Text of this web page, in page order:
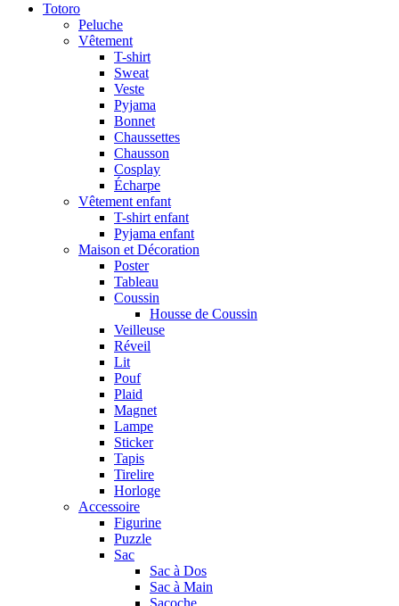
Totoro
Peluche
Vêtement
T-shirt
Sweat
Veste
Pyjama
Bonnet
Chaussettes
Chausson
Cosplay
Écharpe
Vêtement enfant
T-shirt enfant
Pyjama enfant
Maison et Décoration
Poster
Tableau
Coussin
Housse de Coussin
Veilleuse
Réveil
Lit
Pouf
Plaid
Magnet
Lampe
Sticker
Tapis
Tirelire
Horloge
Accessoire
Figurine
Puzzle
Sac
Sac à Dos
Sac à Main
Sacoche